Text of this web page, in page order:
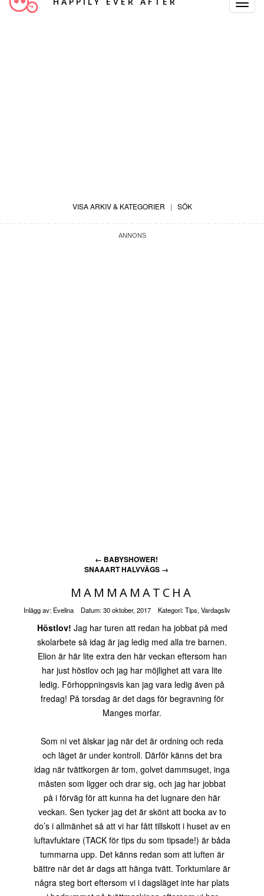
Toggle
VISA ARKIV & KATEGORIER | SÖK
← BABYSHOWER!
SNAAART HALVVÄGS →
MAMMAMATCHA
Inlägg av: Evelina Datum:30 oktober, 2017 Kategori:Tips, Vardagsliv
Höstlov! Jag har turen att redan ha jobbat på med
skolarbete så idag är jag ledig med alla tre barnen.
Elion är här lite extra den här veckan eftersom han
har just höstlov och jag har möjlighet att vara lite
ledig. Förhoppningsvis kan jag vara ledig även på
fredag! På torsdag är det dags för begravning för
Manges morfar.
Som ni vet älskar jag när det är ordning och reda
och läget är under kontroll. Därför känns det bra
idag när tvättkorgen är tom, golvet dammsuget, inga
måsten som ligger och drar sig, och jag har jobbat
på i förväg för att kunna ha det lugnare den här
veckan. Sen tycker jag det är skönt att bocka av to
do’s i allmänhet så att vi har fått tillskott i huset av en
luftavfuktare (TACK för tips du som tipsade!) är båda
tummarna upp. Det känns redan som att luften är
bättre när det är dags att hänga tvätt. Torktumlare är
några steg bort eftersom vi i dagsläget inte har plats